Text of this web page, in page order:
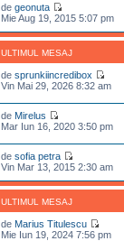
degeonuta
Mie Aug 19, 2015 5:07 pm
ULTIMUL MESAJ
desprunkiincredibox
Vin Mai 29, 2026 8:32 am
de Mirelus
Mar Iun 16, 2020 3:50 pm
desofia petra
Vin Mar 13, 2015 2:30 am
ULTIMUL MESAJ
de Marius Titulescu
Mie Iun 19, 2024 7:56 pm